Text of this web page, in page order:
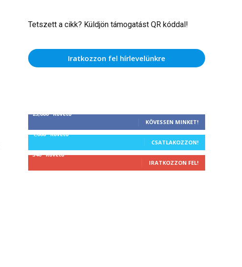
Tetszett a cikk? Küldjön támogatást QR kóddal!
Iratkozzon fel hírlevelünkre
25,000 Követő
KÖVESSEN MINKET!
1,000 Követő
CSATLAKOZZON!
340 Követő
IRATKOZZON FEL!